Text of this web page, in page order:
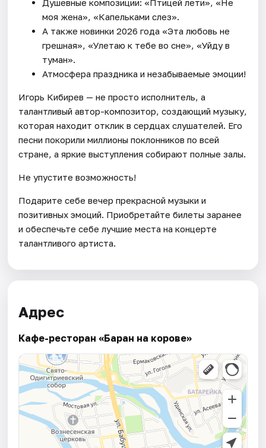
Душевные композиции: «Птицей лети», «Не
моя жена», «Капельками слез».
А также новинки 2026 года «Эта любовь не
грешная», «Улетаю к тебе во сне», «Уйду в
туман».
Атмосфера праздника и незабываемые эмоции!
Игорь Кибирев — не просто исполнитель, а
талантливый автор-композитор, создающий музыку,
которая находит отклик в сердцах слушателей. Его
песни покорили миллионы поклонников по всей
стране, а яркие выступления собирают полные залы.
Не упустите возможность!
Подарите себе вечер прекрасной музыки и
позитивных эмоций. Приобретайте билеты заранее
и обеспечьте себе лучшие места на концерте
талантливого артиста.
Адрес
Кафе-ресторан «Баран на корове»